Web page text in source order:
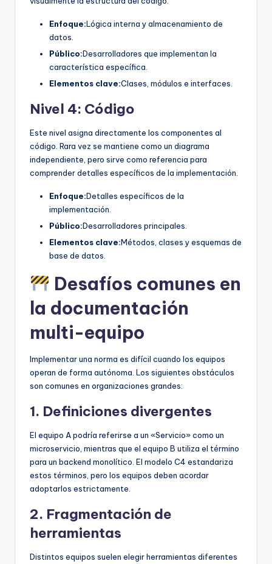
Enfoque:Lógica interna y almacenamiento de
datos.
Público:Desarrolladores que implementan la
característica específica.
Elementos clave:Clases, módulos e interfaces.
Nivel 4: Código
Este nivel asigna directamente los componentes al
código. Rara vez se mantiene como un diagrama
independiente, pero sirve como referencia para
comprender detalles específicos de la implementación.
Enfoque:Detalles específicos de la
implementación.
Público:Desarrolladores principales.
Elementos clave:Métodos, clases y esquemas de
base de datos.
Desafíos comunes en
la documentación
multi-equipo
Implementar una norma es difícil cuando los equipos
operan de forma autónoma. Los siguientes obstáculos
son comunes en organizaciones grandes:
1. Definiciones divergentes
El equipo A podría referirse a un «Servicio» como un
microservicio, mientras que el equipo B utiliza el término
para un backend monolítico. El modelo C4 estandariza
estos términos, pero los equipos deben acordar
adoptarlos estrictamente.
2. Fragmentación de
herramientas
Distintos equipos suelen elegir herramientas diferentes